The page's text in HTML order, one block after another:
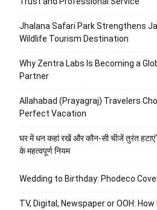
Jhalana Safari Park Strengthens
Wildlife Tourism Destination
Why Zentra Labs Is Becoming a
Partner
Allahabad (Prayagraj) Travelers
Perfect Vacation
घर में धन कहां रखें और कौन-सी चीजें तुरंत हटाएं?
के महत्वपूर्ण नियम
Wedding to Birthday: Phodeco
TV, Digital, Newspaper or OOH: